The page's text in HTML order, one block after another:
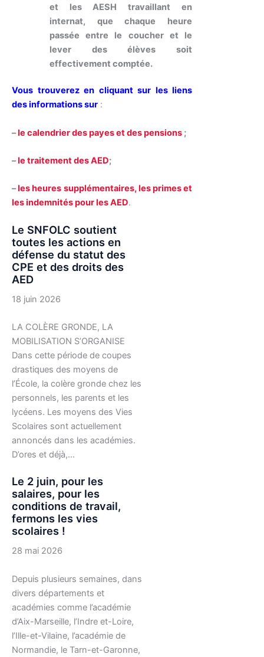
et les AESH travaillant en
internat, que chaque heure
passée entre le coucher et le
lever des élèves soit
effectivement comptée.
Vous trouverez en cliquant sur les liens
des informations sur :
–le calendrier des payes et des pensions ;
–le traitement des AED;
–les heures supplémentaires, les primes et
les indemnités pour les AED.
Le SNFOLC soutient
toutes les actions en
défense du statut des
CPE et des droits des
AED
18 juin 2026
LA COLÈRE GRONDE, LA
MOBILISATION S’ORGANISE
Dans cette période de coupes
drastiques des moyens de
l’École, la colère gronde chez les
personnels, les parents et les
lycéens. Les moyens des Vies
Scolaires sont actuellement
annoncés dans les académies.
D’ores et déjà,…
Le 2 juin, pour les
salaires, pour les
conditions de travail,
fermons les vies
scolaires !
28 mai 2026
Depuis plusieurs semaines, dans
divers départements et
académies comme l’académie
d’Aix-Marseille, l’Indre et-Loire,
l’Ille-et-Vilaine, l’académie de
Normandie, le Tarn-et-Garonne,